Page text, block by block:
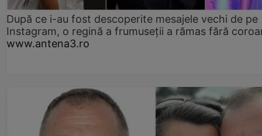
După ce i-au fost descoperite mesajele vechi de pe
Instagram, o regină a frumuseții a rămas fără
www.antena3.ro